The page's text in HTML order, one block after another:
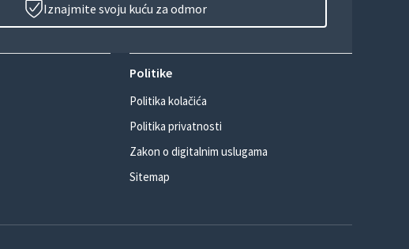
Iznajmite svoju kuću za odmor
Politike
Politika kolačića
Politika privatnosti
Zakon o digitalnim uslugama
Sitemap